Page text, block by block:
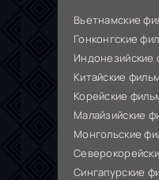
Вьетнамские
Гонконгские
Индонезийские
Китайские
Корейские
Малайзийские
Монгольские
Сингапурские